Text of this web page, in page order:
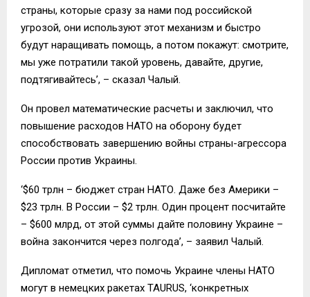
страны, которые сразу за нами под российской
угрозой, они используют этот механизм и быстро
будут наращивать помощь, а потом покажут: смотрите,
мы уже потратили такой уровень, давайте, другие,
подтягивайтесь’, – сказал Чалый.
Он провел математические расчеты и заключил, что
повышение расходов НАТО на оборону будет
способствовать завершению войны страны-агрессора
России против Украины.
‘$60 трлн – бюджет стран НАТО. Даже без Америки –
$23 трлн. В России – $2 трлн. Один процент посчитайте
– $600 млрд, от этой суммы дайте половину Украине –
война закончится через полгода’, – заявил Чалый.
Дипломат отметил, что помочь Украине члены НАТО
могут в немецких ракетах TAURUS, ‘конкретных